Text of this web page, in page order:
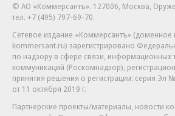
© АО «Коммерсантъ». 127006, Москва,
тел. +7 (495) 797-69-70.
Сетевое издание «Коммерсантъ» (доменное
kommersant.ru) зарегистрировано
по надзору в сфере связи, информационных
коммуникаций (Роскомнадзор),
принятия решения о регистрации: серия Эл
от 11 октября 2019 г.
Партнерские проекты/материалы, новости